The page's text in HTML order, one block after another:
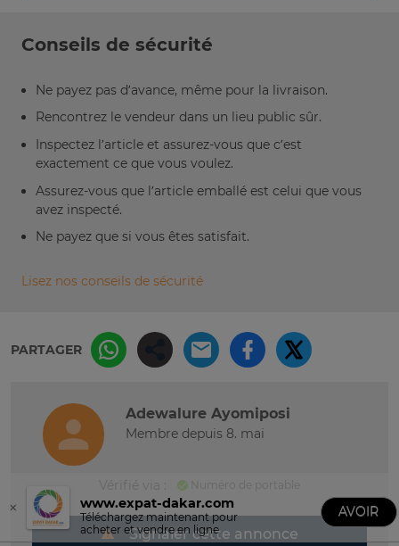
Conseils de sécurité
Ne payez pas d’avance, même pour la livraison.
Rencontrez le vendeur dans un lieu public sûr.
Inspectez l’article et assurez-vous que c’est
exactement ce que vous voulez.
Assurez-vous que l’article emballé est celui que vous
avez inspecté.
Ne payez que si vous êtes satisfait.
Lisez nos conseils de sécurité
PARTAGER
Adewalure Ayomiposi
Membre depuis 8. mai
Signaler cette annonce